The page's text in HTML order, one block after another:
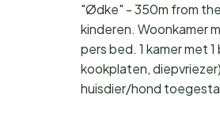
"Ødke" - 350m from
kinderen. Woonkamer
pers bed. 1 kamer met
kookplaten,
huisdier/hond